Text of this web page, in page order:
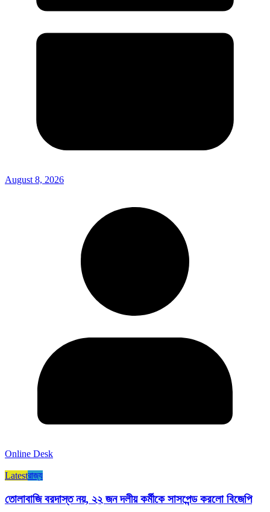
August 8, 2026
Online Desk
Latestরাজ্য​
তোলাবাজি বরদাস্ত নয়, ২২ জন দলীয় কর্মীকে সাসপেন্ড করলো বিজেপি